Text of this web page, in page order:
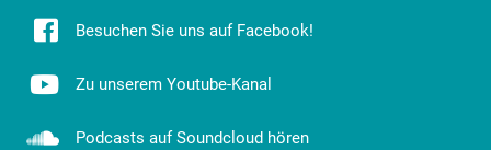
Besuchen Sie uns auf Facebook!
Zu unserem Youtube-Kanal
Podcasts auf Soundcloud hören